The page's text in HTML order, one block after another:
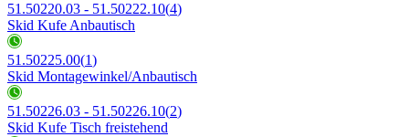
51.50220.03 - 51.50222.10(4)
Skid Kufe Anbautisch
51.50225.00(1)
Skid Montagewinkel/Anbautisch
51.50226.03 - 51.50226.10(2)
Skid Kufe Tisch freistehend